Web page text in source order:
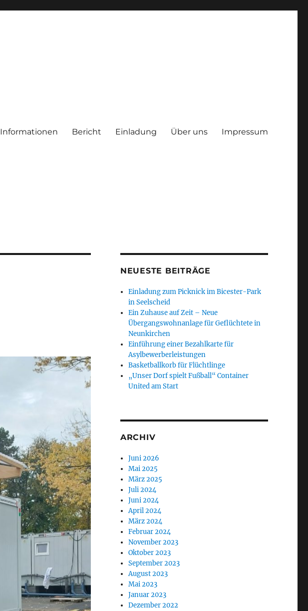
Informationen Bericht Einladung Über uns Impressum
NEUESTE BEITRÄGE
Einladung zum Picknick im Bicester-Park
in Seelscheid
Ein Zuhause auf Zeit – Neue
Übergangswohnanlage für Geflüchtete in
Neunkirchen
Einführung einer Bezahlkarte für
Asylbewerberleistungen
Basketballkorb für Flüchtlinge
„Unser Dorf spielt Fußball“ Container
United am Start
ARCHIV
Juni 2026
Mai 2025
März 2025
Juli 2024
Juni 2024
April 2024
März 2024
Februar 2024
November 2023
Oktober 2023
September 2023
August 2023
Mai 2023
Januar 2023
Dezember 2022